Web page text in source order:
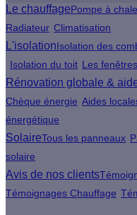
Le chauffagePompe à
Radiateur Climatisation
L'isolationIsolation des
Isolation du toit Les fenêtres
Rénovation globale &
Chèque énergie Aides
énergétique
SolaireTous les panneaux
solaire
Avis de nos clients
Témoignages Chauffage